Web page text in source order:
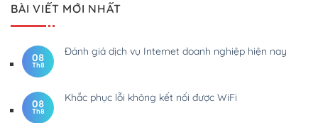
BÀI VIẾT MỚI NHẤT
08
Th8
Đánh giá dịch vụ Internet doanh nghiệp hiện nay
08
Th8
Khắc phục lỗi không kết nối được WiFi